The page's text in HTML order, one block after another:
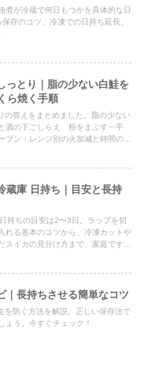
煮が冷蔵で何日もつかを具体的な日
存のコツ、冷凍での日持ち延長、
っとり｜脂の少ない白鮭を
ら焼く手順
の答えをまとめました。脂の少ない
酒の下ごしらえ、粉をまぶす一手
ブン・レンジ別の火加減と時間の目
蔵庫 日持ち｜目安と長持
持ちの目安は2〜3日。ラップを切
れる基本のコツから、冷凍カットや
スイカの見分け方まで、家庭ですぐ
｜長持ちさせる簡単なコツ
を防ぐ方法を解説。正しい保存法で
ょう。今すぐチェック！